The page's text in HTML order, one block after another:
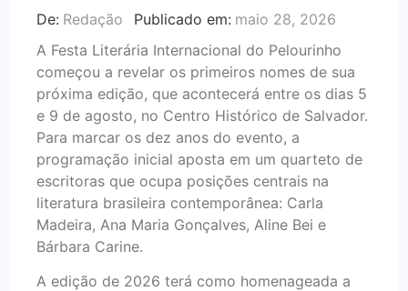
De: Redação Publicado em: maio 28, 2026
A Festa Literária Internacional do Pelourinho
começou a revelar os primeiros nomes de sua
próxima edição, que acontecerá entre os dias 5
e 9 de agosto, no Centro Histórico de Salvador.
Para marcar os dez anos do evento, a
programação inicial aposta em um quarteto de
escritoras que ocupa posições centrais na
literatura brasileira contemporânea: Carla
Madeira, Ana Maria Gonçalves, Aline Bei e
Bárbara Carine.
A edição de 2026 terá como homenageada a